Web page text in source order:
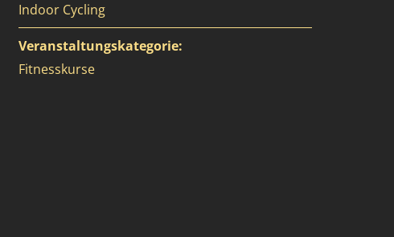
Indoor Cycling
Veranstaltungskategorie:
Fitnesskurse